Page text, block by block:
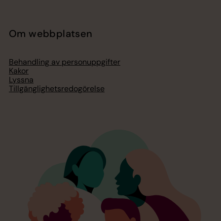
Om webbplatsen
Behandling av personuppgifter
Kakor
Lyssna
Tillgänglighetsredogörelse